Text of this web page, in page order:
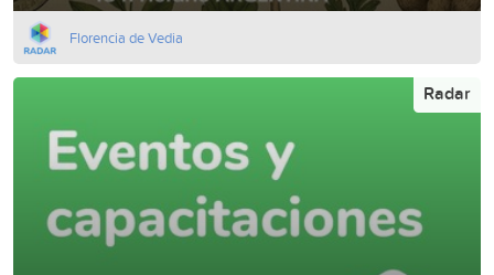
Florencia de Vedia
Radar